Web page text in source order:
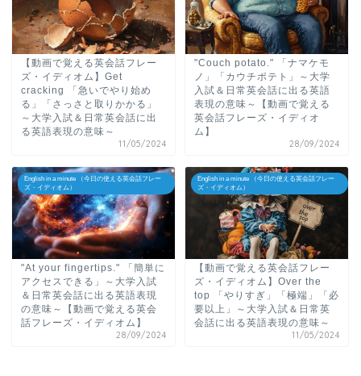
【動画で覚える英会話フレー
ズ・イディオム】Get
cracking 「急いでやり始め
る」「さっさと取りかかる」
～大学入試＆日常英会話に出
る英語表現の意味～
11/05/2024
"Couch potato." 「ナマケモ
ノ」「カウチポテト」～大学
入試＆日常英会話に出る英語
表現の意味～【動画で覚える
英会話フレーズ・イディオ
ム】
28/09/2024
English in a minute （今日の使える英会話フレー
ズ・イディオム）
"At your fingertips." 「簡単に
アクセスできる」～大学入試
＆日常英会話に出る英語表現
の意味～【動画で覚える英会
話フレーズ・イディオム】
28/09/2024
English in a minute （今日の使える英会話フレー
ズ・イディオム）
【動画で覚える英会話フレー
ズ・イディオム】Over the
top 「やりすぎ」「極端」「必
要以上」～大学入試＆日常英
会話に出る英語表現の意味～
11/05/2024